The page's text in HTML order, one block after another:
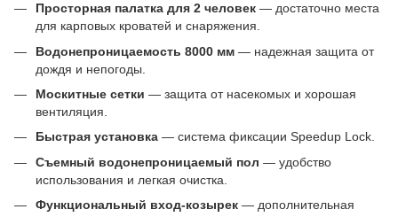
Просторная палатка для 2 человек — достаточно места
для карповых кроватей и снаряжения.
Водонепроницаемость 8000 мм — надежная защита от
дождя и непогоды.
Москитные сетки — защита от насекомых и хорошая
вентиляция.
Быстрая установка — система фиксации Speedup Lock.
Съемный водонепроницаемый пол — удобство
использования и легкая очистка.
Функциональный вход-козырек — дополнительная